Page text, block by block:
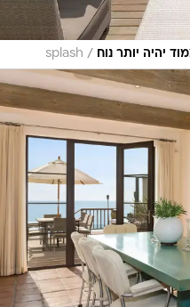
יהיה יותר נוח /
splash